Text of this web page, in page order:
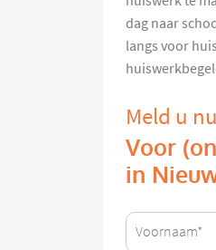
dag naar
langs voor
Meld u
Voor
in